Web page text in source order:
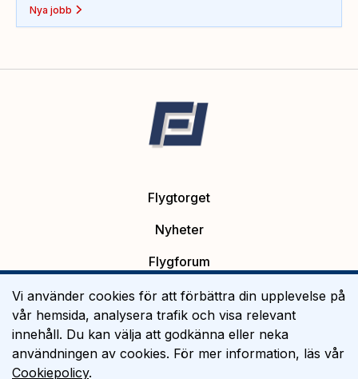
Nya jobb
Flygtorget
Nyheter
Flygforum
Platsannonser
Flygutbildning
Om Flygtorget
Vi använder cookies för att förbättra din upplevelse på
vår hemsida, analysera trafik och visa relevant
innehåll. Du kan välja att godkänna eller neka
användningen av cookies. För mer information, läs vår
Cookiepolicy.